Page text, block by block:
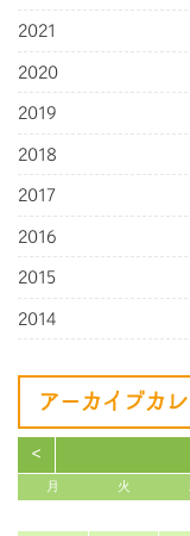
2021
2020
2019
2018
2017
2016
2015
2014
アーカイブカ
<
月 火